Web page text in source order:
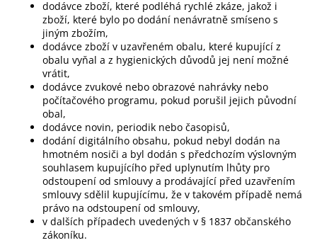
dodávce zboží, které podléhá rychlé zkáze, jakož i
zboží, které bylo po dodání nenávratně smíseno s
jiným zbožím,
dodávce zboží v uzavřeném obalu, které kupující z
obalu vyňal a z hygienických důvodů jej není možné
vrátit,
dodávce zvukové nebo obrazové nahrávky nebo
počítačového programu, pokud porušil jejich původní
obal,
dodávce novin, periodik nebo časopisů,
dodání digitálního obsahu, pokud nebyl dodán na
hmotném nosiči a byl dodán s předchozím výslovným
souhlasem kupujícího před uplynutím lhůty pro
odstoupení od smlouvy a prodávající před uzavřením
smlouvy sdělil kupujícímu, že v takovém případě nemá
právo na odstoupení od smlouvy,
v dalších případech uvedených v § 1837 občanského
zákoníku.